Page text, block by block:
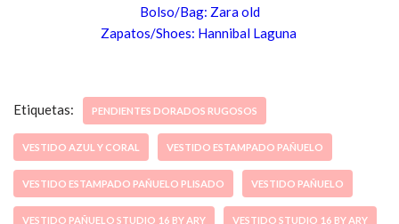
Bolso/Bag: Zara old
Zapatos/Shoes: Hannibal Laguna
Etiquetas: PENDIENTES DORADOS RUGOSOS
VESTIDO AZUL Y CORAL VESTIDO ESTAMPADO PAÑUELO
VESTIDO ESTAMPADO PAÑUELO PLISADO VESTIDO PAÑUELO
VESTIDO PAÑUELO STUDIO 16 BY ARY VESTIDO STUDIO 16 BY ARY